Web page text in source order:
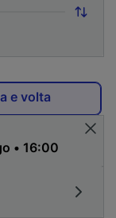
e volta